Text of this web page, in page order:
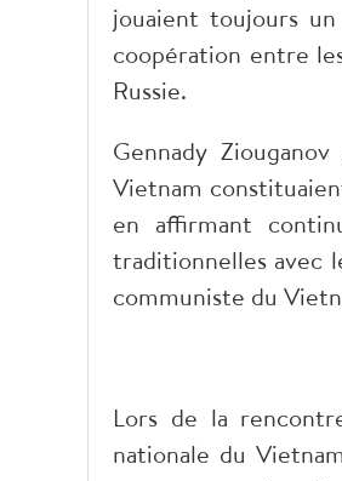
jouaient toujours
coopération entre
Russie.
Gennady
Vietnam
en affirmant
traditionnelles avec
communiste du
Lors de la
nationale du